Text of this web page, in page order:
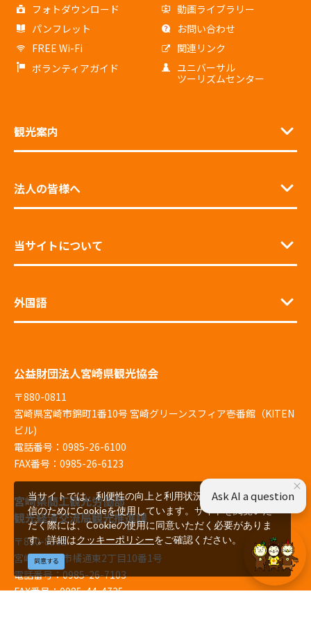
フォトダウンロード
動画ライブラリー
パンフレット
お問い合わせ
FREE Wi-Fi
関連リンク
ボランティアガイド
ユニバーサル
ツーリズムセンター
観光案内
法人の皆様へ
当サイトについて
外国語
公益財団法人宮崎県観光協会
〒880-0811
宮崎県宮崎市錦町1番10号 宮崎グリーンスフィア壱番館（KITEN
ビル)
電話番号：0985-26-6100
FAX番号：0985-26-6123
宮崎県商工観光労働部
観光経済交流局観光推進課
〒880-8501
宮崎県宮崎市橘通東2丁目10番1号
電話番号：0985-26-7103
FAX番号：0985-44-4725
当サイトでは、利便性の向上と利用状況の解析、広告配
信のためにCookieを使用しています。サイトを閲覧いた
だく際には、Cookieの使用に同意いただく必要がありま
す。詳細はクッキーポリシーをご確認ください。
同意する
×
Ask AI a question